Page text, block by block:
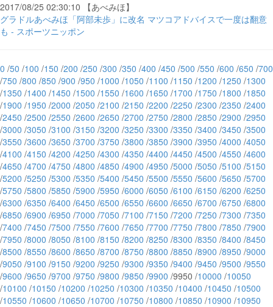
2017/08/25 02:30:10 【あべみほ】
グラドルあべみほ「阿部未歩」に改名 マツコアドバイスで一度は翻意
も - スポーツニッポン
0 /50 /100 /150 /200 /250 /300 /350 /400 /450 /500 /550 /600 /650 /700
/750 /800 /850 /900 /950 /1000 /1050 /1100 /1150 /1200 /1250 /1300
/1350 /1400 /1450 /1500 /1550 /1600 /1650 /1700 /1750 /1800 /1850
/1900 /1950 /2000 /2050 /2100 /2150 /2200 /2250 /2300 /2350 /2400
/2450 /2500 /2550 /2600 /2650 /2700 /2750 /2800 /2850 /2900 /2950
/3000 /3050 /3100 /3150 /3200 /3250 /3300 /3350 /3400 /3450 /3500
/3550 /3600 /3650 /3700 /3750 /3800 /3850 /3900 /3950 /4000 /4050
/4100 /4150 /4200 /4250 /4300 /4350 /4400 /4450 /4500 /4550 /4600
/4650 /4700 /4750 /4800 /4850 /4900 /4950 /5000 /5050 /5100 /5150
/5200 /5250 /5300 /5350 /5400 /5450 /5500 /5550 /5600 /5650 /5700
/5750 /5800 /5850 /5900 /5950 /6000 /6050 /6100 /6150 /6200 /6250
/6300 /6350 /6400 /6450 /6500 /6550 /6600 /6650 /6700 /6750 /6800
/6850 /6900 /6950 /7000 /7050 /7100 /7150 /7200 /7250 /7300 /7350
/7400 /7450 /7500 /7550 /7600 /7650 /7700 /7750 /7800 /7850 /7900
/7950 /8000 /8050 /8100 /8150 /8200 /8250 /8300 /8350 /8400 /8450
/8500 /8550 /8600 /8650 /8700 /8750 /8800 /8850 /8900 /8950 /9000
/9050 /9100 /9150 /9200 /9250 /9300 /9350 /9400 /9450 /9500 /9550
/9600 /9650 /9700 /9750 /9800 /9850 /9900 /9950 /10000 /10050
/10100 /10150 /10200 /10250 /10300 /10350 /10400 /10450 /10500
/10550 /10600 /10650 /10700 /10750 /10800 /10850 /10900 /10950